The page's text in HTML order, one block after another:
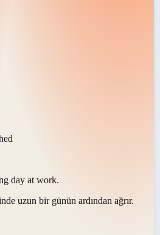
day at work.
uzun bir günün ardından ağrır.